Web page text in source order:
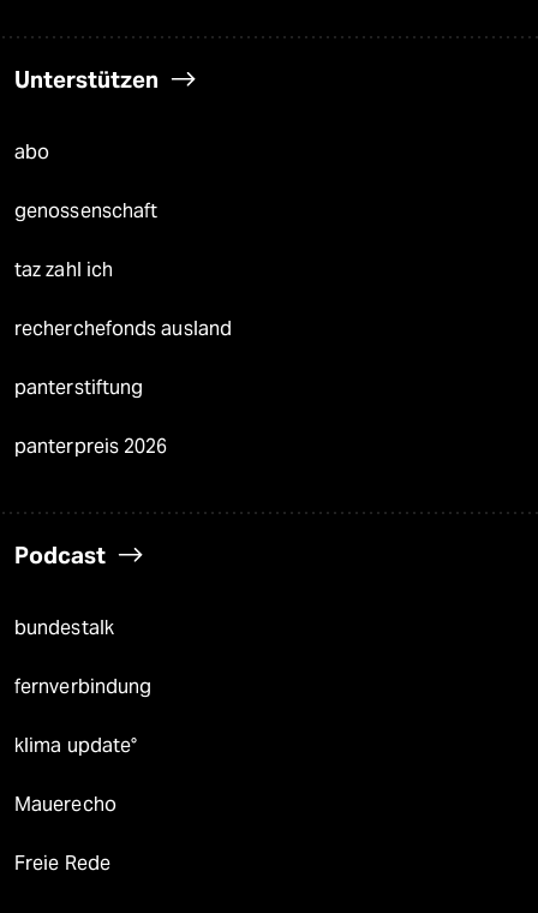
Unterstützen
abo
genossenschaft
taz zahl ich
recherchefonds ausland
panterstiftung
panterpreis 2026
Podcast
bundestalk
fernverbindung
klima update°
Mauerecho
Freie Rede